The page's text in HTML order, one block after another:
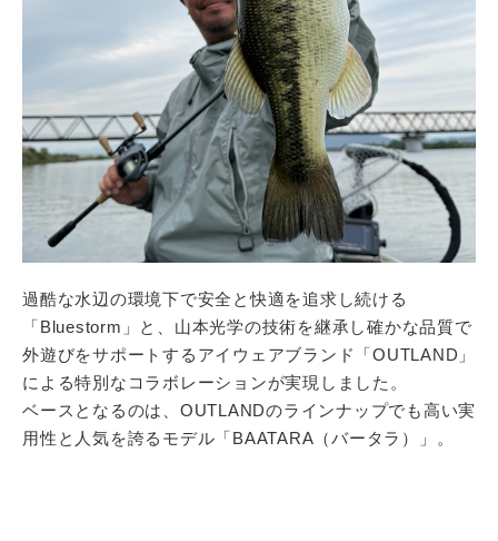
過酷な水辺の環境下で安全と快適を追求し続ける
「Bluestorm」と、山本光学の技術を継承し確かな品質で
外遊びをサポートするアイウェアブランド「OUTLAND」
による特別なコラボレーションが実現しました。
ベースとなるのは、OUTLANDのラインナップでも高い実
用性と人気を誇るモデル「BAATARA（バータラ）」。